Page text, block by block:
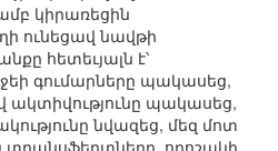
կիրառեցին
ունեցավ նավթի
հետեւյալն է՝
գումարները պակասեց,
ակտիվությունը պակասեց,
նվազեց, մեզ մոտ